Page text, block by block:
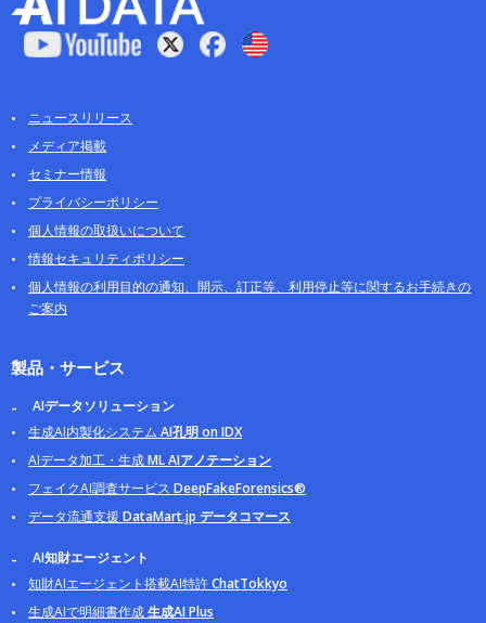
ニュースリリース
メディア掲載
セミナー情報
プライバシーポリシー
個人情報の取扱いについて
情報セキュリティポリシー
個人情報の利用目的の通知、開示、訂正等、利用停止等に関するお手続きの
ご案内
製品・サービス
AIデータソリューション
生成AI内製化システム AI孔明 on IDX
AIデータ加工・生成ML AIアノテーション
フェイクAI調査サービス DeepFakeForensics®
データ流通支援DataMart.jp データコマース
AI知財エージェント
知財AIエージェント搭載AI特許ChatTokkyo
生成AIで明細書作成生成AI Plus